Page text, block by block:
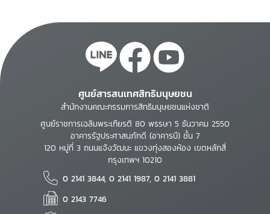
ศูนย์สารสนเทศสิทธิมนุษยชน
สำนักงานคณะกรรมการสิทธิมนุษยชนแห่งชาติ
ศูนย์ราชการเฉลิมพระเกียรติ 80 พรรษา 5 ธันวาคม 2550
อาคารรัฐประศาสนภักดี (อาคารบี) ชั้น 7
120 หมู่ที่ 3 ถนนแจ้งวัฒนะ แขวงทุ่งสองห้อง เขตหลักสี่
กรุงเทพฯ 10210
0 2141 3844, 0 2141 1987, 0 2141 3881
0 2143 7746